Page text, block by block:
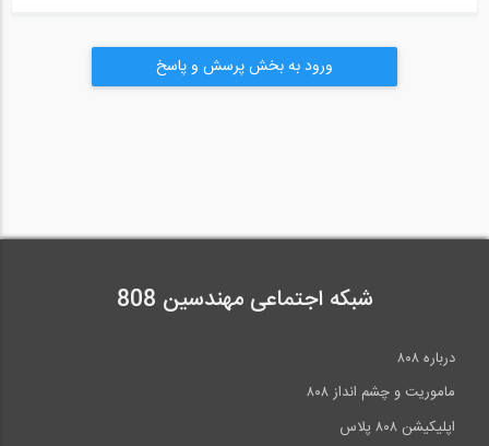
ورود به بخش پرسش و پاسخ
شبکه اجتماعی مهندسین 808
درباره ۸۰۸
ماموریت و چشم انداز ۸۰۸
اپلیکیشن ۸۰۸ پلاس